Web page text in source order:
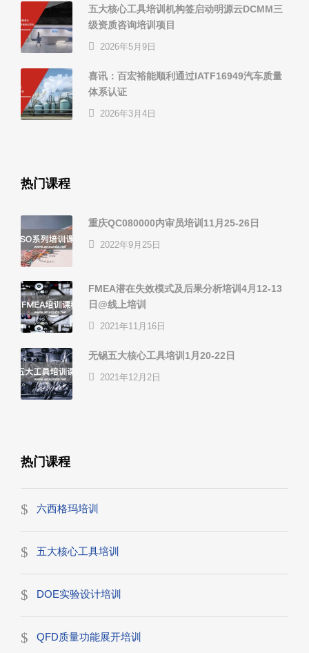
五大核心工具培训机构签启动明源云DCMM三
级资质咨询培训项目
2026年5月9日
喜讯：百宏裕能顺利通过IATF16949汽车质量
体系认证
2026年3月4日
热门课程
重庆QC080000内审员培训11月25-26日
2022年9月25日
FMEA潜在失效模式及后果分析培训4月12-13
日@线上培训
2021年11月16日
无锡五大核心工具培训1月20-22日
2021年12月2日
热门课程
六西格玛培训
五大核心工具培训
DOE实验设计培训
QFD质量功能展开培训